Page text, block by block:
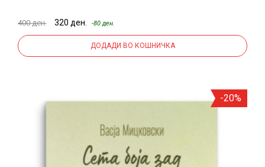
400 ден. 320 ден. -80 ден.
ДОДАДИ ВО КОШНИЧКА
-20%